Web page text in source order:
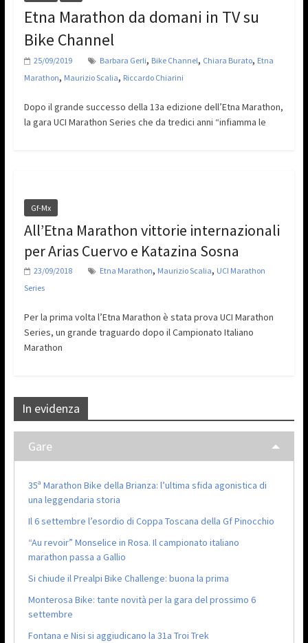
Etna Marathon da domani in TV su
Bike Channel
25/09/2019 Barbara Gerli, Bike Channel, Chiara Burato, Etna
Marathon, Maurizio Scalia, Riccardo Chiarini
Dopo il grande successo della 13a edizione dell’Etna Marathon,
la gara UCI Marathon Series che da tredici anni “infiamma le
Gf-Mx
All’Etna Marathon vittorie internazionali
per Arias Cuervo e Katazina Sosna
23/09/2018 Etna Marathon, Maurizio Scalia, UCI Marathon
Series
Per la prima volta l’Etna Marathon è stata prova UCI Marathon
Series, un grande traguardo dopo il Campionato Italiano
Marathon
In evidenza
Gare
35ª Marathon Bike della Brianza: l’ultima sfida agonistica di
una leggendaria storia
Il 6 settembre l’esordio di Coppa Toscana della Gf Pinocchio
“Au revoir” Monselice in Rosa. Il campionato italiano
marathon passa a Gallio
Si chiude il Prealpi Bike Challenge: buona la prima
Monterosa Bike: tante novità per la gara del prossimo 6
settembre
Fontana e Nisi si aggiudicano la 31a Troi Trek